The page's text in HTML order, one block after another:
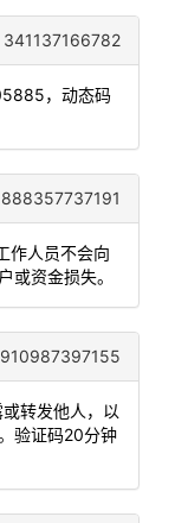
341137166782
，动态码
888357737191
作人员不会向
或资金损失。
910987397155
转发他人，以
验证码20分钟